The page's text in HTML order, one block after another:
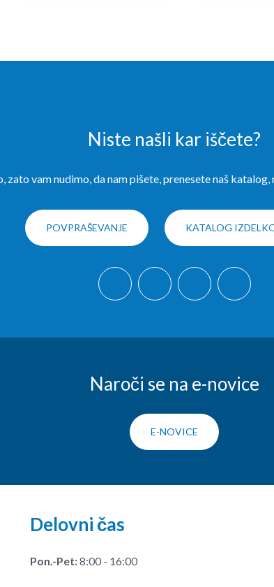
Niste našli kar iščete?
zato vam nudimo, da nam pišete, prenesete naš
POVPRAŠEVANJE KATALOG
Naroči se na e-novice
E-NOVICE
Delovni čas
Pon.-Pet:8:00 - 16:00